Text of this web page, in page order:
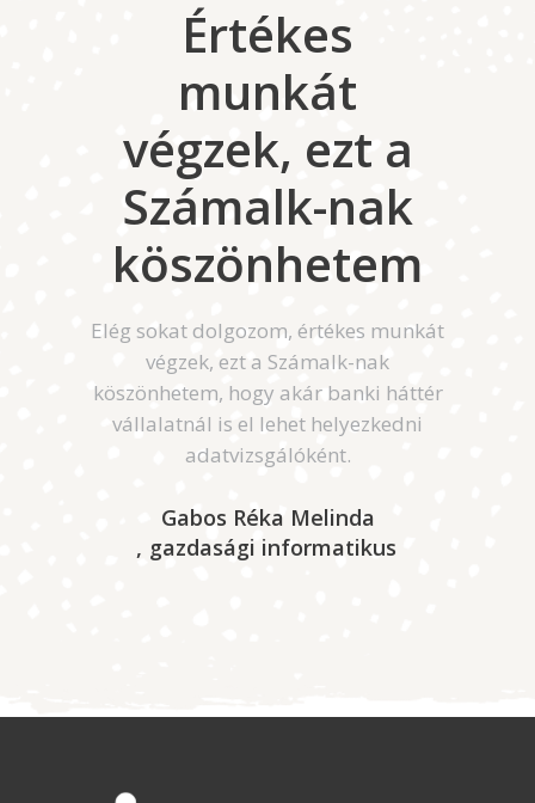
Értékes
munkát
végzek, ezt a
Számalk-nak
köszönhetem
Elég sokat dolgozom, értékes munkát
végzek, ezt a Számalk-nak
köszönhetem, hogy akár banki háttér
vállalatnál is el lehet helyezkedni
adatvizsgálóként.
Gabos Réka Melinda
gazdasági informatikus